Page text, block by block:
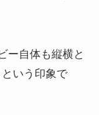
ー自体も縦横と
いう印象で